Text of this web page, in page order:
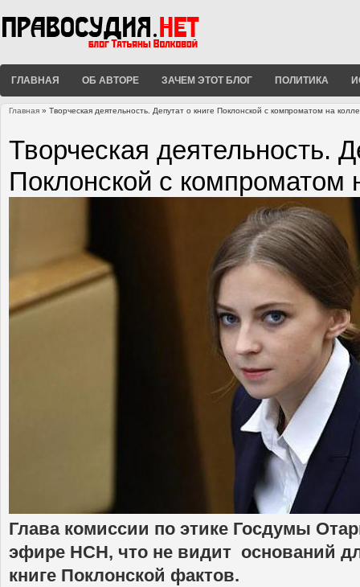
ГЛАВНАЯ ОБ АВТОРЕ ЗАЧЕМ ЭТОТ БЛОГ ПОЛИТИКА
Главная » Творческая деятельность. Депутат о книге Поклонской с компроматом на
Творческая деятельность.
Поклонской с компроматом
Глава комиссии по этике Госдумы
эфире НСН, что не видит оснований
книге Поклонской фактов.